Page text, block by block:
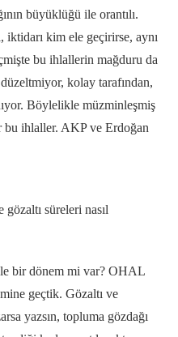
büyüklüğü ile orantılı.
iktidarı kim ele geçirirse, aynı
bu ihlallerin mağduru da
kolay tarafından,
Böylelikle müzminleşmiş
bu ihlaller. AKP ve Erdoğan
süreleri nasıl
bir dönem mi var? OHAL
geçtik. Gözaltı ve
yazsın, topluma gözdağı